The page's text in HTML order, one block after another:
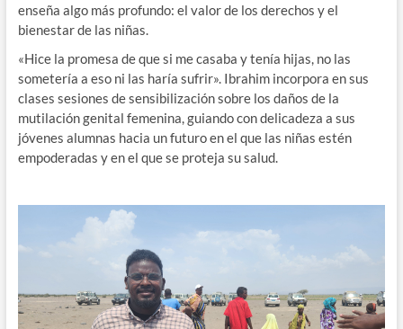
enseña algo más profundo: el valor de los derechos y el
bienestar de las niñas.
«Hice la promesa de que si me casaba y tenía hijas, no las
sometería a eso ni las haría sufrir». Ibrahim incorpora en sus
clases sesiones de sensibilización sobre los daños de la
mutilación genital femenina, guiando con delicadeza a sus
jóvenes alumnas hacia un futuro en el que las niñas estén
empoderadas y en el que se proteja su salud.